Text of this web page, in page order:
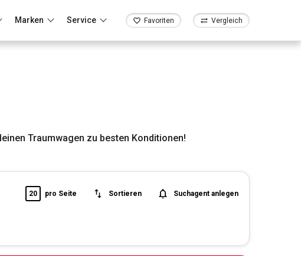
Marken Service Favoriten Vergleich
Traumwagen zu besten Konditionen!
20 pro Seite Sortieren Suchagent anlegen